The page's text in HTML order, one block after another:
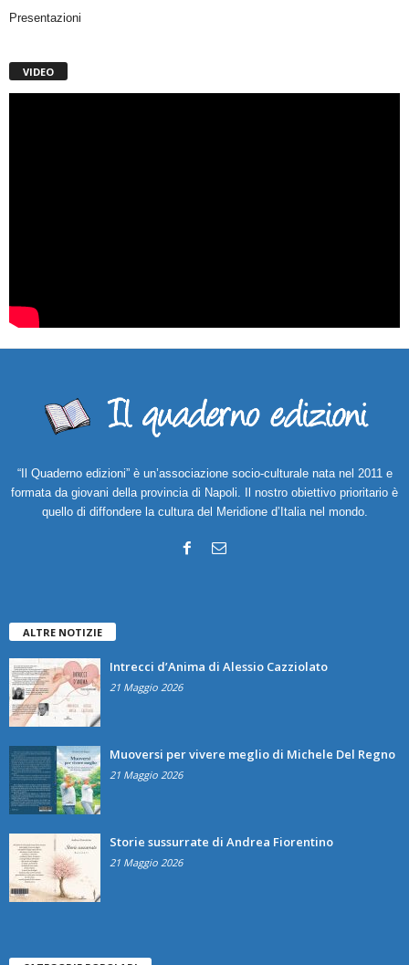
Presentazioni
VIDEO
“Il Quaderno edizioni” è un’associazione socio-culturale nata nel 2011 e
formata da giovani della provincia di Napoli. Il nostro obiettivo prioritario è
quello di diffondere la cultura del Meridione d’Italia nel mondo.
ALTRE NOTIZIE
Intrecci d’Anima di Alessio Cazziolato
21 Maggio 2026
Muoversi per vivere meglio di Michele Del Regno
21 Maggio 2026
Storie sussurrate di Andrea Fiorentino
21 Maggio 2026